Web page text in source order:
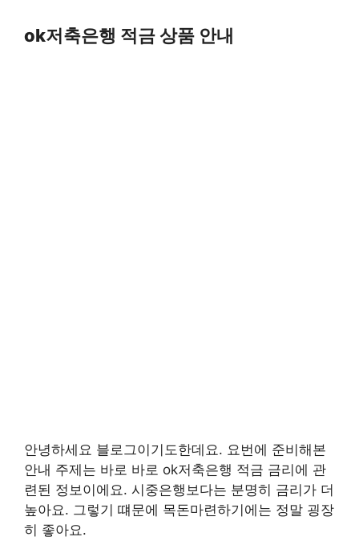
ok저축은행 적금 상품 안내
안녕하세요 블로그이기도한데요. 요번에 준비해본
안내 주제는 바로 바로 ok저축은행 적금 금리에 관
련된 정보이에요. 시중은행보다는 분명히 금리가 더
높아요. 그렇기 떄문에 목돈마련하기에는 정말 굉장
히 좋아요.